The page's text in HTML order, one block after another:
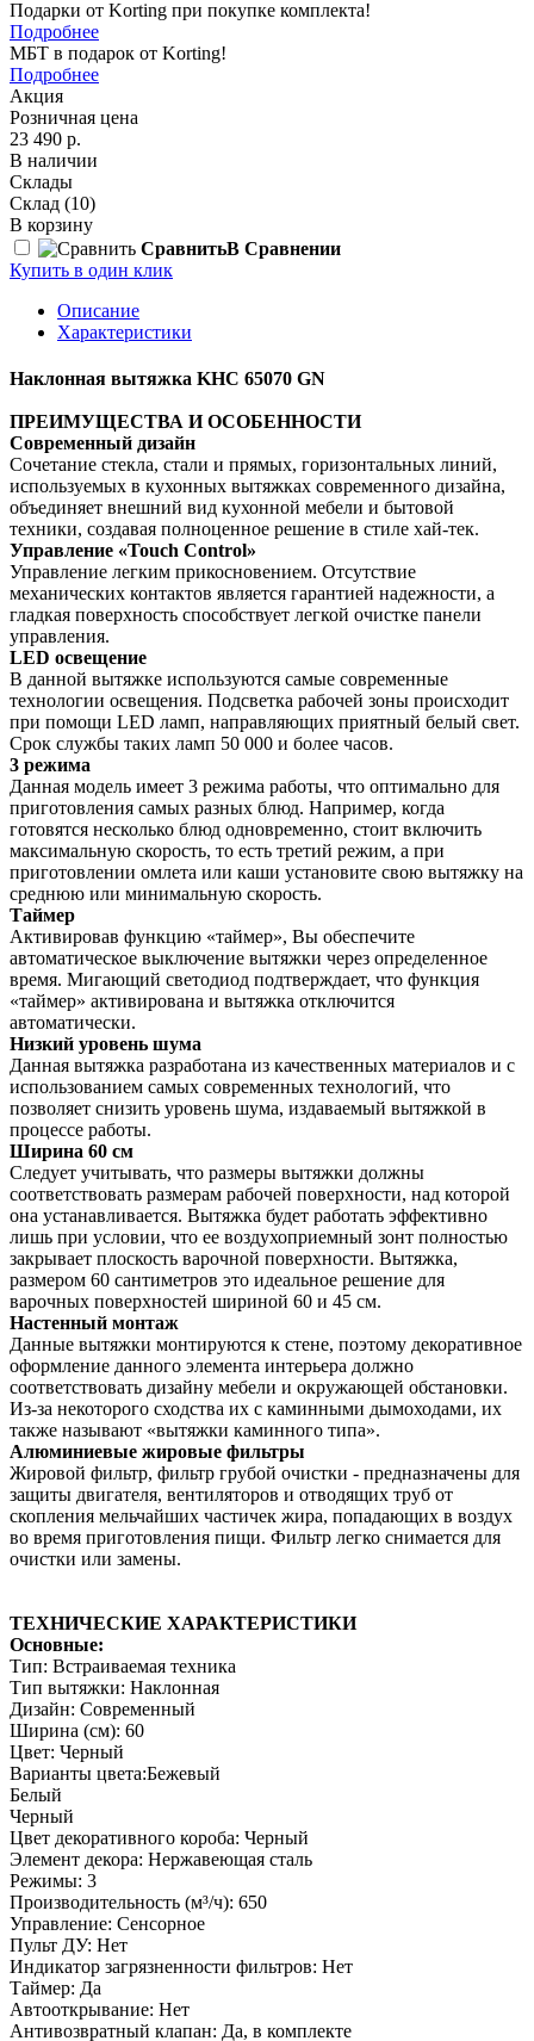
Подарки от Korting при покупке комплекта!
Подробнее
МБТ в подарок от Korting!
Подробнее
Акция
Розничная цена
23 490 р.
В наличии
Склады
Склад (10)
В корзину
СравнитьВ Сравнении
Купить в один клик
Описание
Характеристики
Наклонная вытяжка KHC 65070 GN
ПРЕИМУЩЕСТВА И ОСОБЕННОСТИ
Современный дизайн
Сочетание стекла, стали и прямых, горизонтальных линий,
используемых в кухонных вытяжках современного дизайна,
объединяет внешний вид кухонной мебели и бытовой
техники, создавая полноценное решение в стиле хай-тек.
Управление «Touch Control»
Управление легким прикосновением. Отсутствие
механических контактов является гарантией надежности, а
гладкая поверхность способствует легкой очистке панели
управления.
LED освещение
В данной вытяжке используются самые современные
технологии освещения. Подсветка рабочей зоны происходит
при помощи LED ламп, направляющих приятный белый свет.
Срок службы таких ламп 50 000 и более часов.
3 режима
Данная модель имеет 3 режима работы, что оптимально для
приготовления самых разных блюд. Например, когда
готовятся несколько блюд одновременно, стоит включить
максимальную скорость, то есть третий режим, а при
приготовлении омлета или каши установите свою вытяжку на
среднюю или минимальную скорость.
Таймер
Активировав функцию «таймер», Вы обеспечите
автоматическое выключение вытяжки через определенное
время. Мигающий светодиод подтверждает, что функция
«таймер» активирована и вытяжка отключится
автоматически.
Низкий уровень шума
Данная вытяжка разработана из качественных материалов и с
использованием самых современных технологий, что
позволяет снизить уровень шума, издаваемый вытяжкой в
процессе работы.
Ширина 60 см
Следует учитывать, что размеры вытяжки должны
соответствовать размерам рабочей поверхности, над которой
она устанавливается. Вытяжка будет работать эффективно
лишь при условии, что ее воздухоприемный зонт полностью
закрывает плоскость варочной поверхности. Вытяжка,
размером 60 сантиметров это идеальное решение для
варочных поверхностей шириной 60 и 45 см.
Настенный монтаж
Данные вытяжки монтируются к стене, поэтому декоративное
оформление данного элемента интерьера должно
соответствовать дизайну мебели и окружающей обстановки.
Из-за некоторого сходства их с каминными дымоходами, их
также называют «вытяжки каминного типа».
Алюминиевые жировые фильтры
Жировой фильтр, фильтр грубой очистки - предназначены для
защиты двигателя, вентиляторов и отводящих труб от
скопления мельчайших частичек жира, попадающих в воздух
во время приготовления пищи. Фильтр легко снимается для
очистки или замены.
ТЕХНИЧЕСКИЕ ХАРАКТЕРИСТИКИ
Основные:
Тип: Встраиваемая техника
Тип вытяжки: Наклонная
Дизайн: Современный
Ширина (см): 60
Цвет: Черный
Варианты цвета:Бежевый
Белый
Черный
Цвет декоративного короба: Черный
Элемент декора: Нержавеющая сталь
Режимы: 3
Производительность (м³/ч): 650
Управление: Сенсорное
Пульт ДУ: Нет
Индикатор загрязненности фильтров: Нет
Таймер: Да
Автооткрывание: Нет
Антивозвратный клапан: Да, в комплекте